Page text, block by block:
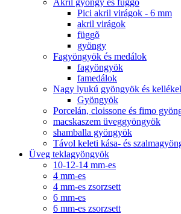
Akril gyöngy és függő
Pici akril virágok - 6 mm
akril virágok
függõ
gyöngy
Fagyöngyök és medálok
fagyöngyök
famedálok
Nagy lyukú gyöngyök és
Gyöngyök
Porcelán, cloissone és fimo
macskaszem üveggyöngyök
shamballa gyöngyök
Távol keleti kása- és
Üveg teklagyöngyök
10-12-14 mm-es
4 mm-es
4 mm-es zsorzsett
6 mm-es
6 mm-es zsorzsett